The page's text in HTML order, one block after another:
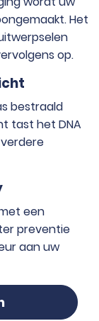
Het
op.
bestraald
tast het DNA
een
preventie
aan uw